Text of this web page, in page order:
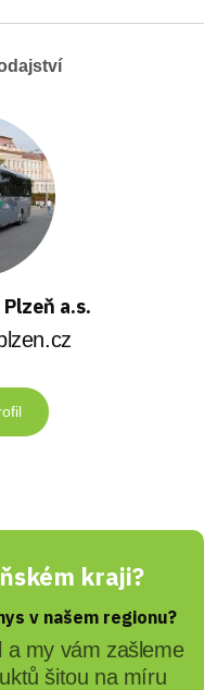
a.s.
kraji?
v našem regionu?
a my vám zašleme
šitou na míru